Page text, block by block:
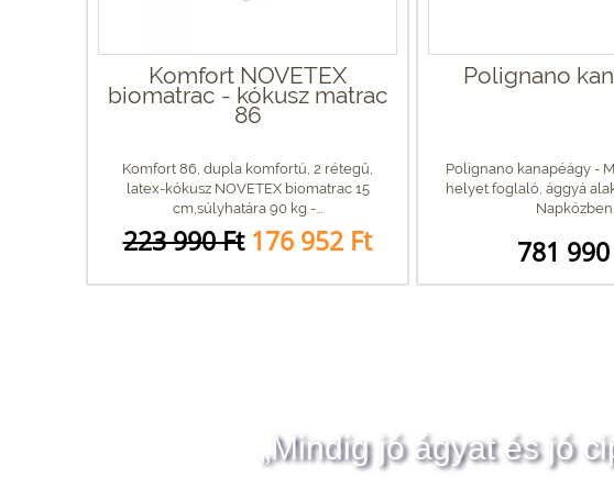
Komfort NOVETEX
biomatrac - kókusz matrac
86
Komfort 86, dupla komfortú, 2 rétegű,
latex-kókusz NOVETEX biomatrac 15
cm,súlyhatára 90 kg -...
223 990 Ft 176 952 Ft
Polignano
Polignano kanapéágy -
helyet foglaló, ággyá
Napközben...
781
„Mindig jó ágyat és jó